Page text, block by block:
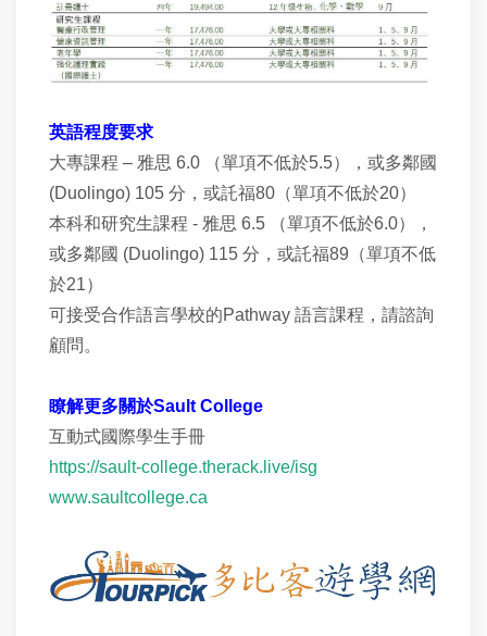
英語程度要求
大專課程 – 雅思 6.0 （單項不低於5.5），或多鄰國
(Duolingo) 105 分，或託福80（單項不低於20）
本科和研究生課程 - 雅思 6.5 （單項不低於6.0），
或多鄰國 (Duolingo) 115 分，或託福89（單項不低
於21）
可接受合作語言學校的Pathway 語言課程，請諮詢
顧問。
瞭解更多關於Sault College
互動式國際學生手冊
https://sault-college.therack.live/isg
www.saultcollege.ca